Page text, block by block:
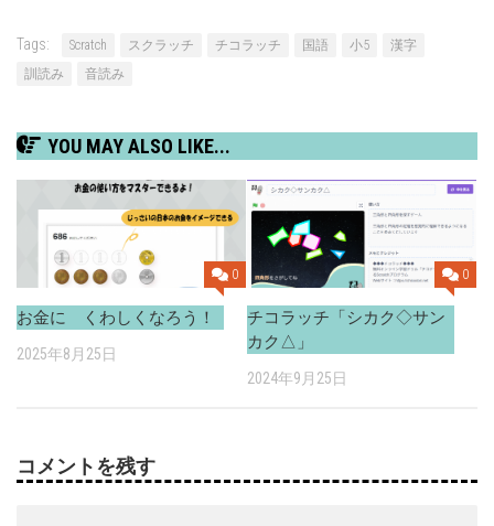
Tags: Scratch スクラッチ チコラッチ 国語 小5
漢字
訓読み
音読み
YOU MAY ALSO LIKE...
0
お金に くわしくなろう！
2025年8月25日
0
チコラッチ「シカク◇サン
カク△」
2024年9月25日
コメントを残す